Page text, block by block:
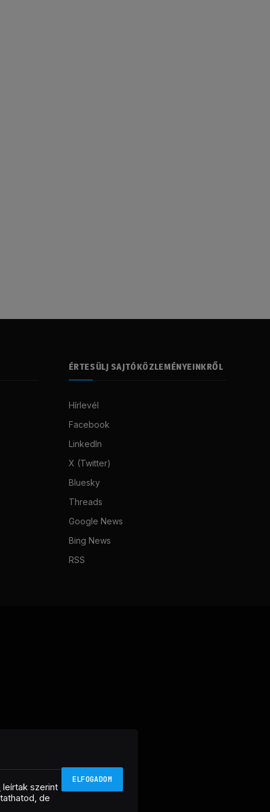
ÉRTESÜLJ SAJTÓKÖZLEMÉNYEINKRŐL
Hírlevél
Facebook
LinkedIn
X (Twitter)
Bluesky
Threads
Google News
Bing News
RSS
leírtak szerint
de
ELFOGADOM